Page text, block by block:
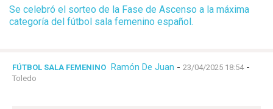
Se celebró el sorteo de la Fase de Ascenso a la máxima
categoría del fútbol sala femenino español.
FÚTBOL SALA FEMENINO Ramón De Juan - 23/04/2025 18:54-
Toledo